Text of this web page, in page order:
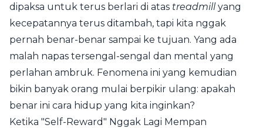
dipaksa untuk terus berlari di atas treadmillyang
kecepatannya terus ditambah, tapi kita nggak
pernah benar-benar sampai ke tujuan. Yang ada
malah napas tersengal-sengal dan mental yang
perlahan ambruk. Fenomena ini yang kemudian
bikin banyak orang mulai berpikir ulang: apakah
benar ini cara hidup yang kita inginkan?
Ketika "Self-Reward" Nggak Lagi Mempan